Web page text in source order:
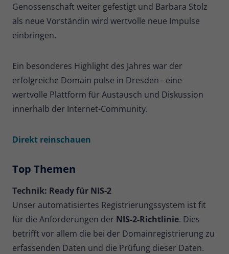
Genossenschaft weiter gefestigt und Barbara Stolz
als neue Vorständin wird wertvolle neue Impulse
einbringen.
Ein besonderes Highlight des Jahres war der
erfolgreiche Domain pulse in Dresden - eine
wertvolle Plattform für Austausch und Diskussion
innerhalb der Internet-Community.
Direkt reinschauen
Top Themen
Technik: Ready für NIS-2
Unser automatisiertes Registrierungssystem ist fit
für die Anforderungen der NIS-2-Richtlinie. Dies
betrifft vor allem die bei der Domainregistrierung zu
erfassenden Daten und die Prüfung dieser Daten.
Zweck
Wird verwendet, um einige Details über
den Benutzer zu speichern, wie z. B. die
Name _pk_ses
Anbieter Matomo
Laufzeit 30 Minuten
Zweck
vorübergehenden Speicherung von
Name _pk_cvar
Anbieter Matomo
Laufzeit 30 Minuten